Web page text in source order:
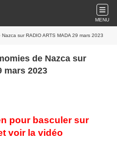
MENU
sur RADIO ARTS MADA 29 mars 2023
de Nazca sur
mars 2023
pour basculer sur
voir la vidéo